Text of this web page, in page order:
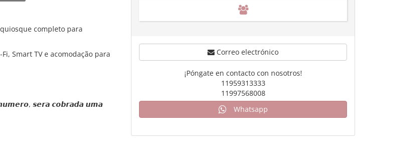
completo para
Smart TV e acomodação para
𝙨𝙚𝙧𝙖 𝙘𝙤𝙗𝙧𝙖𝙙𝙖 𝙪𝙢𝙖
Correo electrónico
¡Póngate en contacto con nosotros!
11959313333
11997568008
Whatsapp